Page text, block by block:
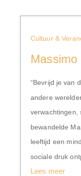
Cultuur &
“Bevrijd je van
andere
verwachtingen,
bewandelde
leeftijd een
sociale druk
Lees meer